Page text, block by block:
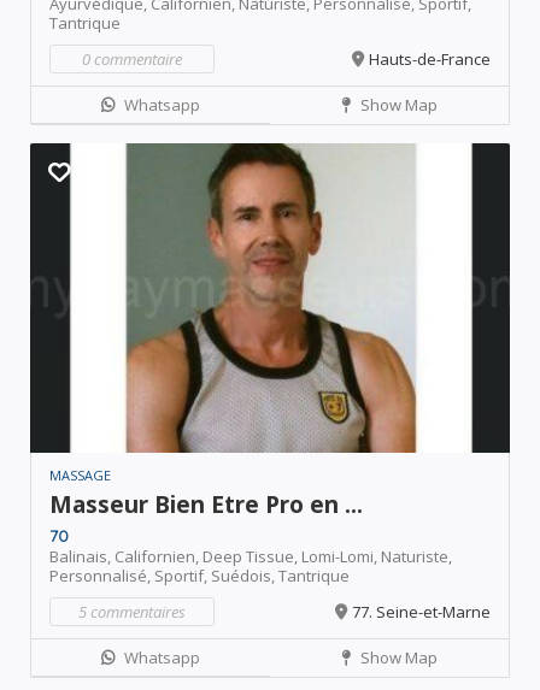
Tantrique
0 commentaire
Hauts-de-France
Whatsapp Show Map
MASSAGE
Masseur Bien Etre Pro en ...
70
Balinais, Californien, Deep Tissue, Lomi-Lomi, Naturiste,
Personnalisé, Sportif, Suédois,Tantrique
5 commentaires
77. Seine-et-Marne
Whatsapp Show Map